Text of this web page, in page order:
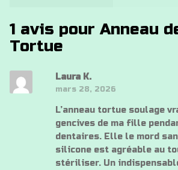
1 avis pour Anneau
Tortue
Laura K.
mars 28, 2026
L’anneau tortue soulage
gencives de ma fille
dentaires. Elle le mord
silicone est agréable au
stériliser. Un